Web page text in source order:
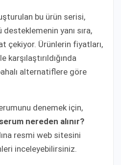
bu ürün serisi,
yanı sıra,
çekiyor. Ürünlerin fiyatları,
karşılaştırıldığında
alternatiflere göre
denemek için,
nereden alınır?
resmi web sitesini
inceleyebilirsiniz.